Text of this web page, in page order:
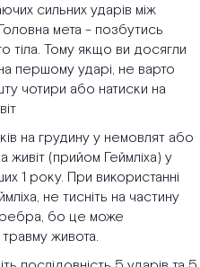
сильних ударів між
мета - позбутись
тіла. Тому якщо ви досягли
першому ударі, не варто
чотири або натиски на
на грудину у немовлят або
живіт (прийом Геймліха) у
1 року. При використанні
не тисніть на частину
ребра, бо це може
живота.